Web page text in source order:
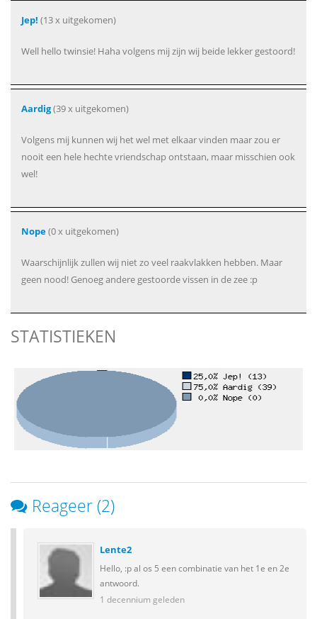
Jep! (13 x uitgekomen)
Well hello twinsie! Haha volgens mij zijn wij beide lekker gestoord!
Aardig(39 x uitgekomen)
Volgens mij kunnen wij het wel met elkaar vinden maar zou er
nooit een hele hechte vriendschap ontstaan, maar misschien ook
wel!
Nope(0 x uitgekomen)
Waarschijnlijk zullen wij niet zo veel raakvlakken hebben. Maar
geen nood! Genoeg andere gestoorde vissen in de zee :p
STATISTIEKEN
Reageer (2)
Lente2
Hello, :p al os 5 een combinatie van het 1e en 2e
antwoord.
1 decennium geleden